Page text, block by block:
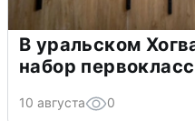
В уральском
набор
10 августа 0